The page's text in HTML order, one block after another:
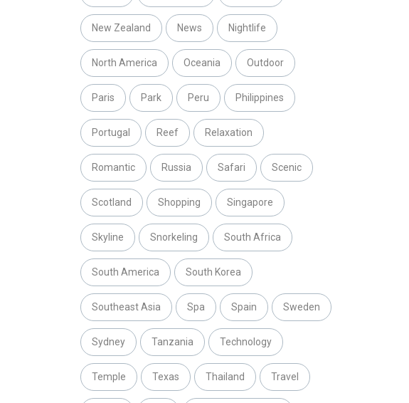
New Zealand News Nightlife
North America Oceania Outdoor
Paris Park Peru Philippines
Portugal Reef Relaxation
Romantic Russia Safari Scenic
Scotland Shopping Singapore
Skyline Snorkeling South Africa
South America South Korea
Southeast Asia Spa Spain Sweden
Sydney Tanzania Technology
Temple Texas Thailand Travel